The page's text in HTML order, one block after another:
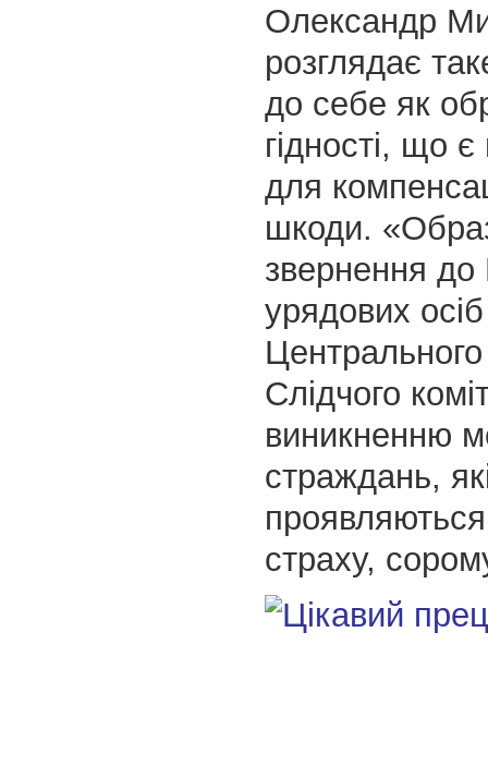
Олександр
розглядає
до себе як
гідності, що
для
шкоди.
звернення до
урядових осіб
Слідчого
виникненню
страждань,
проявляються
страху,